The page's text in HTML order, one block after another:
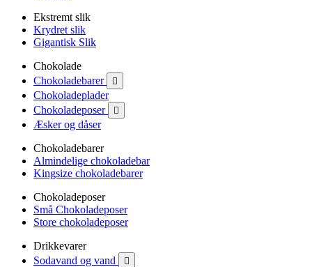
Ekstremt slik
Krydret slik
Gigantisk Slik
Chokolade
Chokoladebarer

Chokoladeplader
Chokoladeposer

Æsker og dåser
Chokoladebarer
Almindelige chokoladebar
Kingsize chokoladebarer
Chokoladeposer
Små Chokoladeposer
Store chokoladeposer
Drikkevarer
Sodavand og vand
